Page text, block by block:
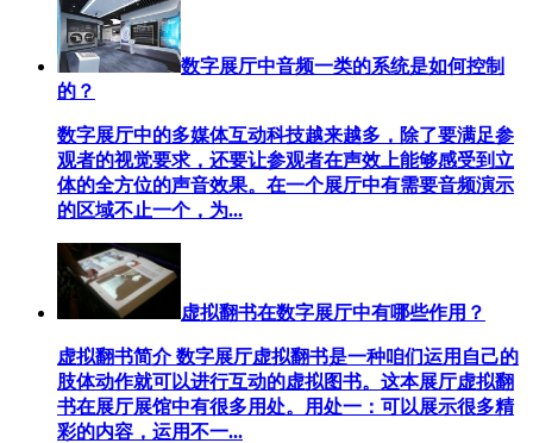
数字展厅中音频一类的系统是如何控制
的？
数字展厅中的多媒体互动科技越来越多，除了要满足参
观者的视觉要求，还要让参观者在声效上能够感受到立
体的全方位的声音效果。在一个展厅中有需要音频演示
的区域不止一个，为...
虚拟翻书在数字展厅中有哪些作用？
虚拟翻书简介 数字展厅虚拟翻书是一种咱们运用自己的
肢体动作就可以进行互动的虚拟图书。这本展厅虚拟翻
书在展厅展馆中有很多用处。用处一：可以展示很多精
彩的内容，运用不一...